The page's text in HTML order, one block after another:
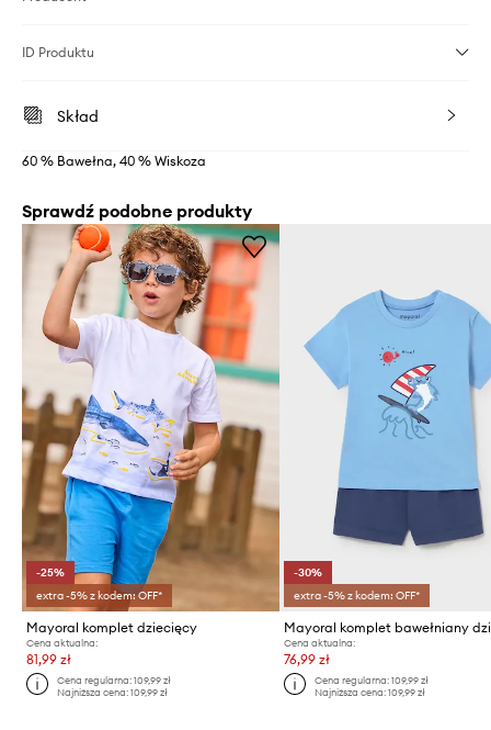
ID Produktu
Skład
60 % Bawełna, 40 % Wiskoza
Sprawdź podobne produkty
-25%
extra -5% z kodem: OFF*
Mayoral komplet dziecięcy
Cena aktualna:
81,99 zł
Cena regularna:109,99 zł
Najniższa cena:109,99 zł
-30%
extra -5% z kodem: OFF*
Cena aktualna:
76,99 zł
Cena regularna: 109,99 zł
Najniższa cena: 109,99 zł